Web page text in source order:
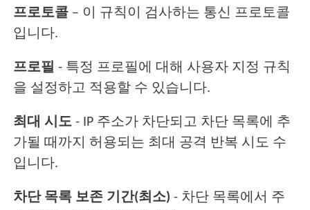
프로토콜 – 이 규칙이 검사하는 통신 프로토콜
입니다.
프로필 - 특정 프로필에 대해 사용자 지정 규칙
을 설정하고 적용할 수 있습니다.
최대 시도 - IP 주소가 차단되고 차단 목록에 추
가될 때까지 허용되는 최대 공격 반복 시도 수
입니다.
차단 목록 보존 기간(최소) - 차단 목록에서 주